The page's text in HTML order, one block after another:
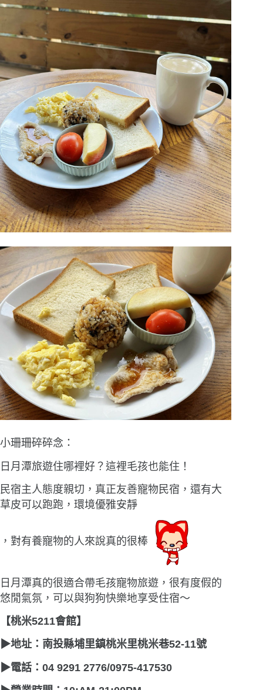
小珊珊碎碎念：
日月潭旅遊住哪裡好？這裡毛孩也能住！
民宿主人態度親切，真正友善寵物民宿，還有大
草皮可以跑跑，環境優雅安靜
，對有養寵物的人來說真的很棒
日月潭真的很適合帶毛孩寵物旅遊，很有度假的
悠閒氣氛，可以與狗狗快樂地享受住宿〜
【桃米5211會館】
▶地址：南投縣埔里鎮桃米里桃米巷52-11號
▶電話：04 9291 2776/0975-417530